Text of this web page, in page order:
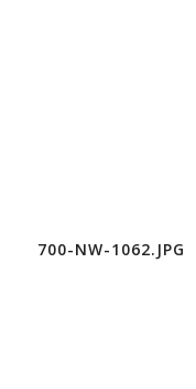
700-NW-1062.JPG